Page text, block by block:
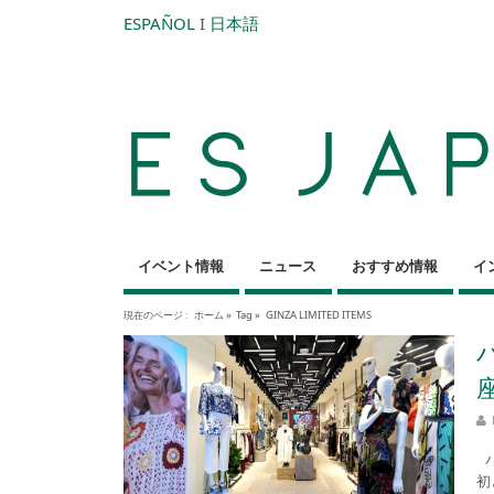
ESPAÑOL I 日本語
イベント情報 ニュース おすすめ情報 イ
現在のページ : ホーム » Tag » GINZA LIMITED ITEMS
初